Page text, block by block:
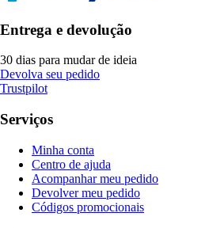
Entrega e devolução
30 dias para mudar de ideia
Devolva seu pedido
Trustpilot
Serviços
Minha conta
Centro de ajuda
Acompanhar meu pedido
Devolver meu pedido
Códigos promocionais